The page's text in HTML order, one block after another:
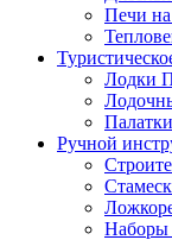
Печи на
Лодки
Ручной
Наборы